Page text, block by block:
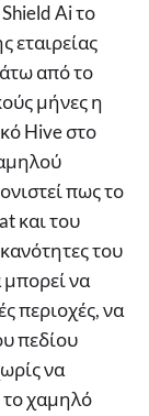
Ai το
εταιρείας
από το
μήνες η
Hive στο
πως το
και του
του
να
περιοχές, να
πεδίου
να
το χαμηλό